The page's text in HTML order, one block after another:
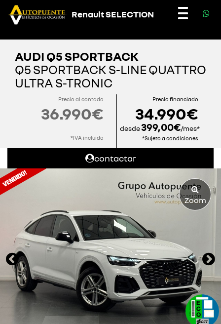
Renault SELECTION
Toggle
AUDI Q5 SPORTBACK
Q5 SPORTBACK S-LINE QUATTRO
ULTRA S-TRONIC
Precio al contado
36.990€
*IVA incluido
Precio financiado
34.990€
desde399,00€/mes*
*Sujeto a condiciones
contactar
Zoom